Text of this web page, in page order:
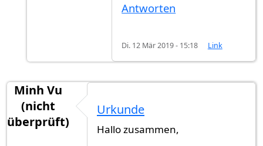
Antworten
Di. 12 Mär 2019 - 15:18 Link
Minh Vu
(nicht
überprüft)
Urkunde
Hallo zusammen,